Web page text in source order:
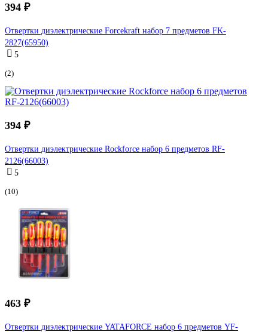
394 ₽
Отвертки диэлектрические Forcekraft набор 7 предметов FK-
2827(65950)
5
(2)
394 ₽
Отвертки диэлектрические Rockforce набор 6 предметов RF-
2126(66003)
5
(10)
463 ₽
Отвертки диэлектрические YATAFORCE набор 6 предметов YF-